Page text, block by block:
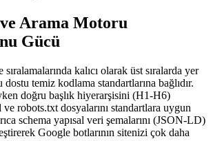
Arama Motoru
Gücü
kalıcı olarak üst sıralarda yer
dostu temiz kodlama standartlarına bağlıdır.
doğru başlık hiyerarşisini (H1-H6)
robots.txt dosyalarını standartlara uygun
schema yapısal veri şemalarını (JSON-LD)
Google botlarının sitenizi çok daha